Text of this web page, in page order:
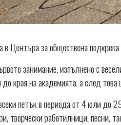
в Центъра за обществена
занимание, изпълнено с
края на академията, а след
петък в периода от 4 юли до
творчески работилници, песни,